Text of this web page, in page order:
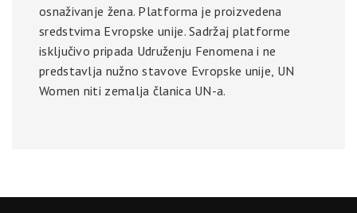
osnaživanje žena. Platforma je proizvedena
sredstvima Evropske unije. Sadržaj platforme
isključivo pripada Udruženju Fenomena i ne
predstavlja nužno stavove Evropske unije, UN
Women niti zemalja članica UN-a.